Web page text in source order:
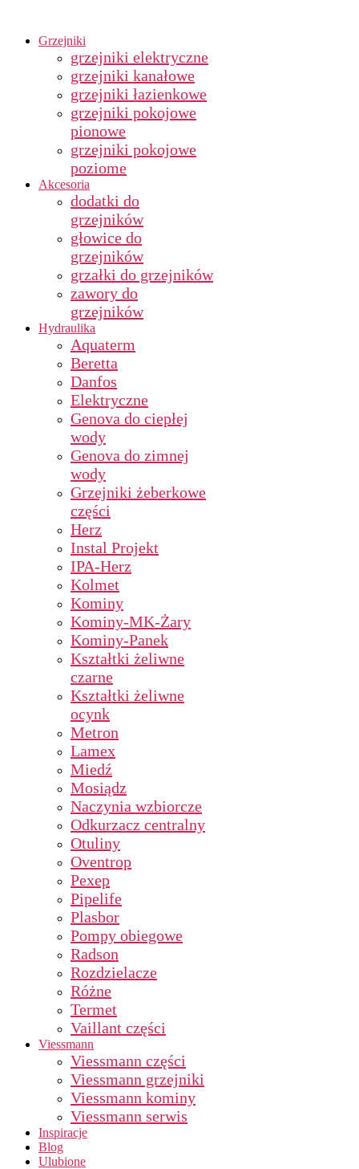
Grzejniki
grzejniki elektryczne
grzejniki kanałowe
grzejniki łazienkowe
grzejniki pokojowe
pionowe
grzejniki pokojowe
poziome
Akcesoria
dodatki do
grzejników
głowice do
grzejników
grzałki do grzejników
zawory do
grzejników
Hydraulika
Aquaterm
Beretta
Danfos
Elektryczne
Genova do ciepłej
wody
Genova do zimnej
wody
Grzejniki żeberkowe
części
Herz
Instal Projekt
IPA-Herz
Kolmet
Kominy
Kominy-MK-Żary
Kominy-Panek
Kształtki żeliwne
czarne
Kształtki żeliwne
ocynk
Metron
Lamex
Miedź
Mosiądz
Naczynia wzbiorcze
Odkurzacz centralny
Otuliny
Oventrop
Pexep
Pipelife
Plasbor
Pompy obiegowe
Radson
Rozdzielacze
Różne
Termet
Vaillant części
Viessmann
Viessmann części
Viessmann grzejniki
Viessmann kominy
Viessmann serwis
Inspiracje
Blog
Ulubione